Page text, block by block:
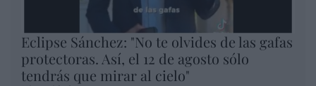
Eclipse Sánchez: "No te olvides de las gafas
protectoras. Así, el 12 de agosto sólo
tendrás que mirar al cielo"